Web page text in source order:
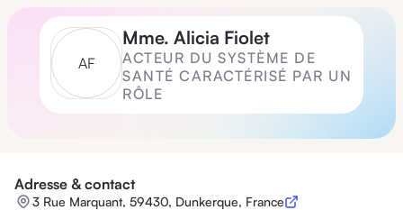
AF
Mme. Alicia Fiolet
ACTEUR DU SYSTÈME DE
SANTÉ CARACTÉRISÉ PAR UN
RÔLE
Adresse & contact
3 Rue Marquant, 59430, Dunkerque, France